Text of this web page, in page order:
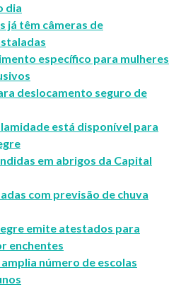
dia
já têm câmeras de
específico para mulheres
deslocamento seguro de
está disponível para
em abrigos da Capital
com previsão de chuva
emite atestados para
enchentes
número de escolas